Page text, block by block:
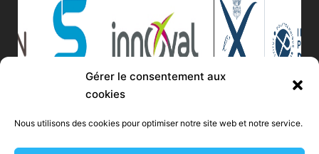
Gérer le consentement aux
cookies
Nous utilisons des cookies pour optimiser notre site web et notre service.